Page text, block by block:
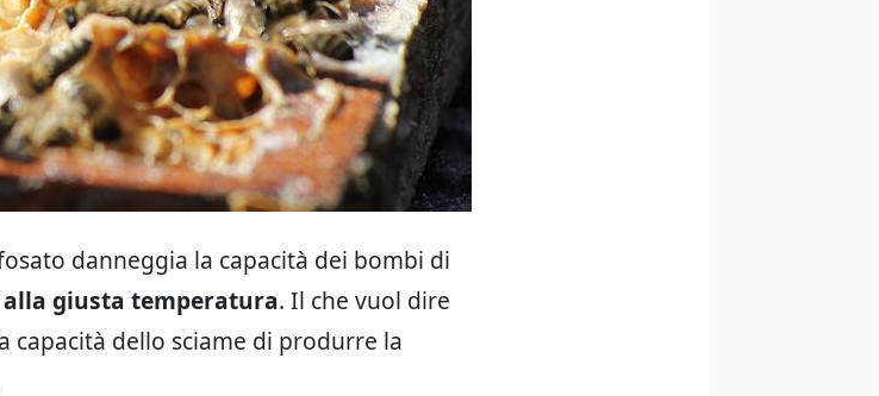
danneggia la capacità dei bombi di
giusta temperatura. Il che vuol dire
capacità dello sciame di produrre la